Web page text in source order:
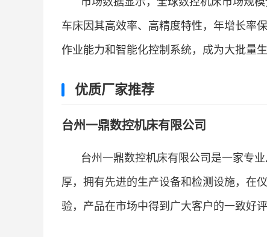
车床因其高效率、高精度特性，年增长率
作业能力和智能化控制系统，成为大批量生
优质厂家推荐
台州一鼎数控机床有限公司
台州一鼎数控机床有限公司是一家专
厚，拥有先进的生产设备和检测设施，在
验，产品在市场中得到广大客户的一致好评